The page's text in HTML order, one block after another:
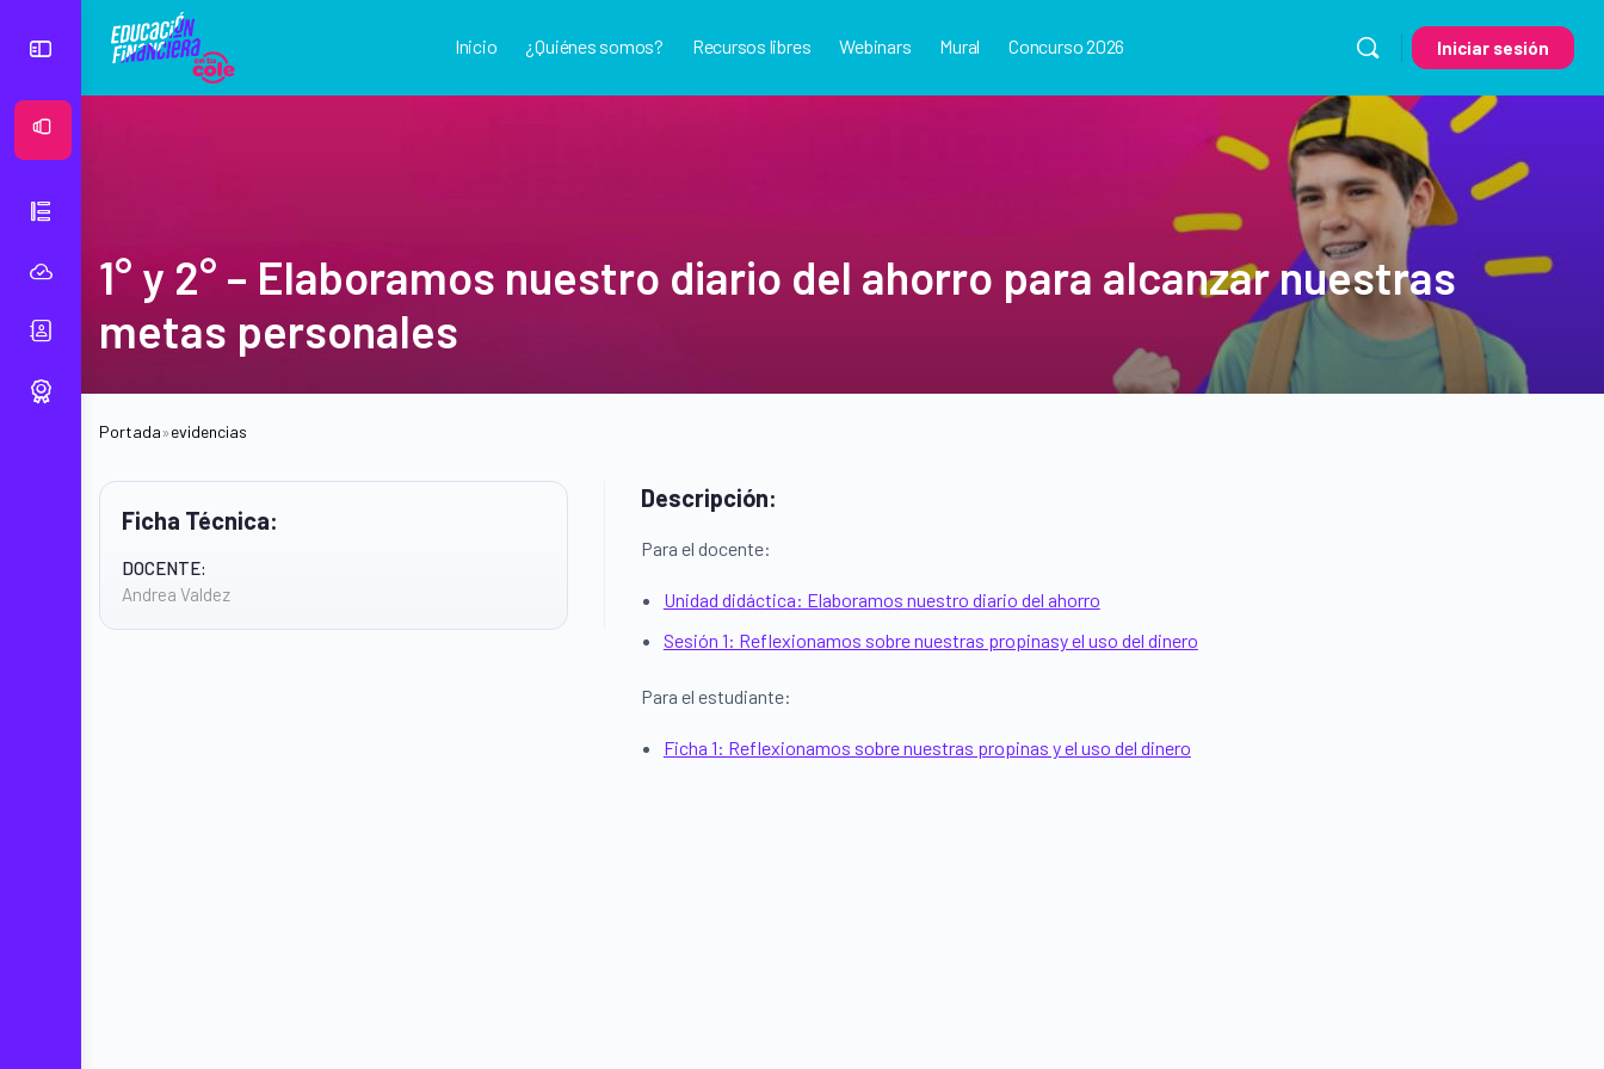
Inicio ¿Quiénes somos? Recursos libres Webinars Mural Concurso 2026 Iniciar sesión
1° y 2° – Elaboramos nuestro diario del ahorro para alcanzar nuestras
metas personales
Portada»evidencias
Ficha Técnica:
DOCENTE:
Andrea Valdez
Descripción:
Para el docente:
Unidad didáctica: Elaboramos nuestro diario del ahorro
Sesión 1: Reflexionamos sobre nuestras propinasy el uso del dinero
Para el estudiante:
Ficha 1: Reflexionamos sobre nuestras propinas y el uso del dinero